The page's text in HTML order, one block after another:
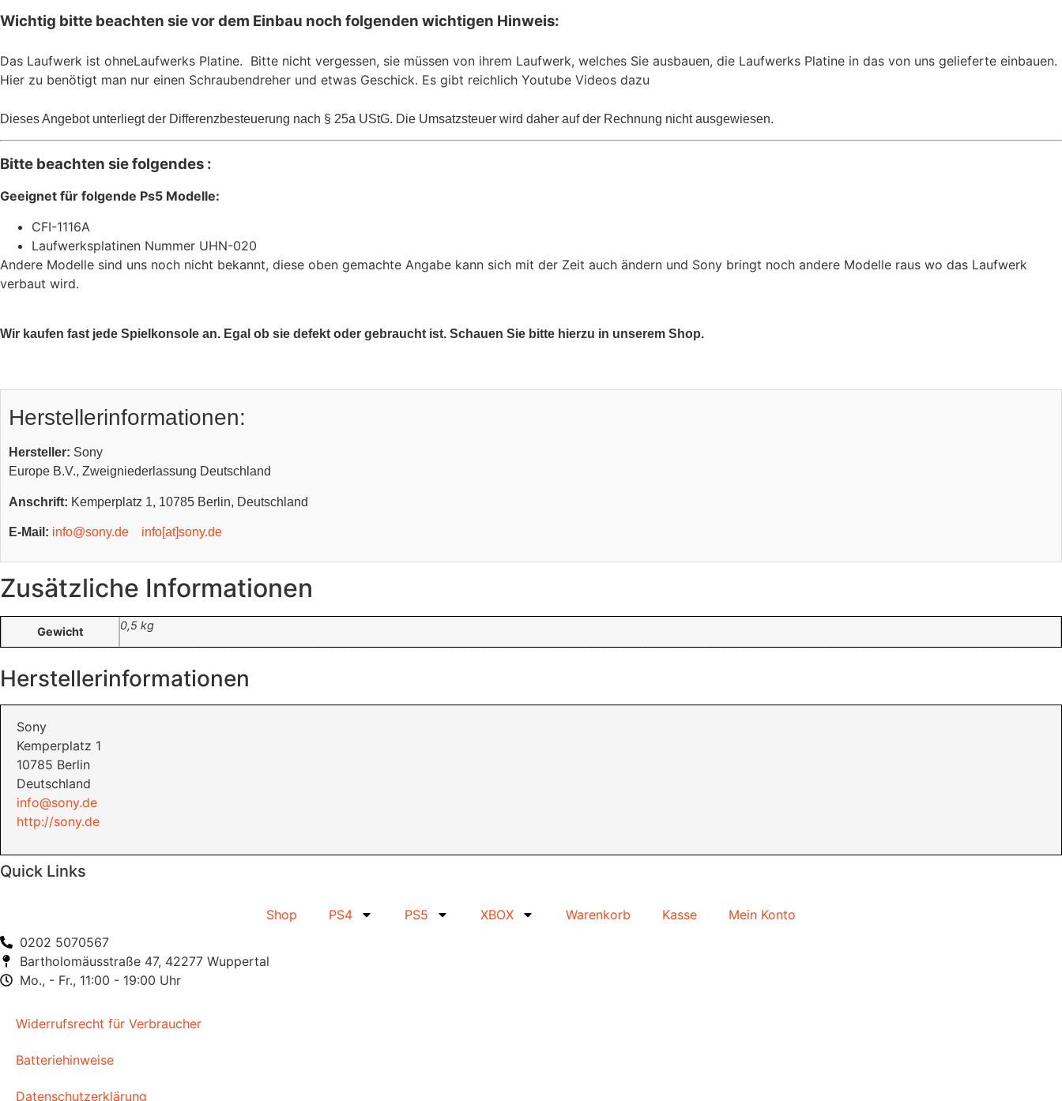
Wichtig bitte beachten sie vor dem Einbau noch folgenden wichtigen Hinweis:
Das Laufwerk ist ohneLaufwerks Platine. Bitte nicht vergessen, sie müssen von ihrem Laufwerk, welches Sie ausbauen, die Laufwerks Platine in das von uns gelieferte einbauen.
Hier zu benötigt man nur einen Schraubendreher und etwas Geschick. Es gibt reichlich Youtube Videos dazu
Dieses Angebot unterliegt der Differenzbesteuerung nach § 25a UStG. Die Umsatzsteuer wird daher auf der Rechnung nicht ausgewiesen.
Bitte beachten sie folgendes :
Geeignet für folgende Ps5 Modelle:
CFI-1116A
Laufwerksplatinen Nummer UHN-020
Andere Modelle sind uns noch nicht bekannt, diese oben gemachte Angabe kann sich mit der Zeit auch ändern und Sony bringt noch andere Modelle raus wo das Laufwerk
verbaut wird.
Wir kaufen fast jede Spielkonsole an. Egal ob sie defekt oder gebraucht ist. Schauen Sie bitte hierzu in unserem Shop.
Herstellerinformationen:
Hersteller: Sony
Europe B.V., Zweigniederlassung Deutschland
Anschrift: Kemperplatz 1, 10785 Berlin, Deutschland
E-Mail: info@sony.de info[at]sony.de
Zusätzliche Informationen
Gewicht 0,5 kg
Herstellerinformationen
Sony
Kemperplatz 1
10785 Berlin
Deutschland
info@sony.de
http://sony.de
Quick Links
Shop PS4 PS5 XBOX Warenkorb Kasse
Mein Konto
0202 5070567
Bartholomäusstraße 47, 42277 Wuppertal
Mo., - Fr., 11:00 - 19:00 Uhr
Widerrufsrecht für Verbraucher
Batteriehinweise
Datenschutzerklärung